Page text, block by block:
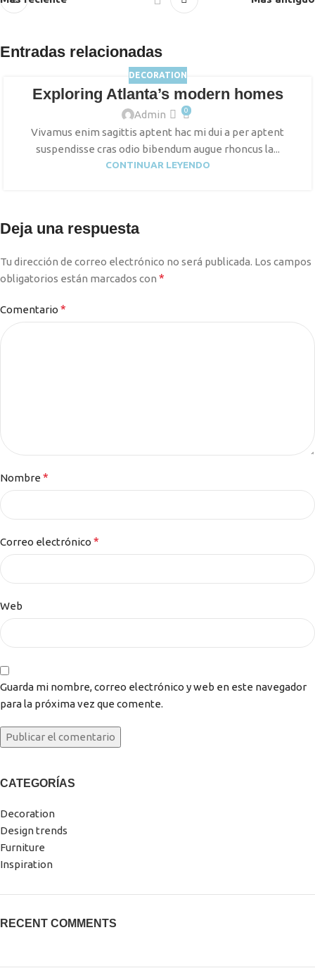
Entradas relacionadas
DECORATION
Exploring Atlanta’s modern homes
Admin 0
Vivamus enim sagittis aptent hac mi dui a per aptent
suspendisse cras odio bibendum augue rhoncus la...
CONTINUAR LEYENDO
Deja una respuesta
Tu dirección de correo electrónico no será publicada. Los campos
obligatorios están marcados con *
Comentario *
Nombre *
Correo electrónico *
Web
Guarda mi nombre, correo electrónico y web en este navegador
para la próxima vez que comente.
CATEGORÍAS
Decoration
Design trends
Furniture
Inspiration
RECENT COMMENTS